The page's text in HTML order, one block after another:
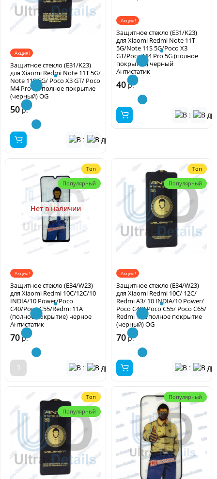
Акция!
Защитное стекло (E31/K23)
для Xiaomi Redmi Note 11T 5G/
Note 11S 5G/ Poco X3 GT/ Poco
M4 Pro 5G полное покрытие
(черный) OG
50р.
Акция!
Защитное стекло (E31/K23)
для Xiaomi Redmi Note 11T
5G/Note 11S 5G/Poco X3
GT/Poco M4 Pro 5G (полное
покрытие) черный
Антистатик
40р.
Топ
Популярный
Нет в наличии
Акция!
Защитное стекло (E34/W23)
для Xiaomi Redmi 10C/12C/10
INDIA/10 Power/Poco
C40/Poco C55/Redmi 11A
(полное покрытие) черное
Антистатик
70р.
Топ
Популярный
Акция!
Защитное стекло (E34/W23)
для Xiaomi Redmi 10C/ 12C/
Redmi A3/ 10 INDIA/10 Power/
Poco C40/ Poco C55/ Poco C65/
Redmi 11A полное покрытие
(черный) OG
70р.
Топ
Популярный
Популярный